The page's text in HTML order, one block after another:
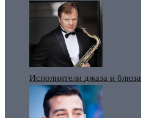
Исполнители джаза и блюза